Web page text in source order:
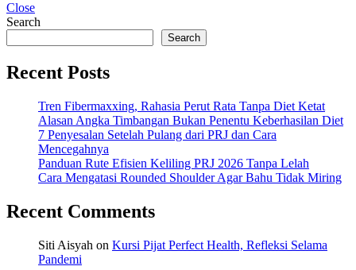
Close
Search
Search
Recent Posts
Tren Fibermaxxing, Rahasia Perut Rata Tanpa Diet Ketat
Alasan Angka Timbangan Bukan Penentu Keberhasilan Diet
7 Penyesalan Setelah Pulang dari PRJ dan Cara
Mencegahnya
Panduan Rute Efisien Keliling PRJ 2026 Tanpa Lelah
Cara Mengatasi Rounded Shoulder Agar Bahu Tidak Miring
Recent Comments
Siti Aisyah on Kursi Pijat Perfect Health, Refleksi Selama
Pandemi